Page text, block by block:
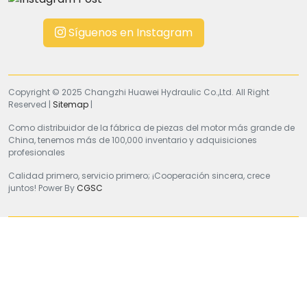
Síguenos en Instagram
Copyright © 2025 Changzhi Huawei Hydraulic Co.,Ltd. All Right
Reserved | Sitemap |
Como distribuidor de la fábrica de piezas del motor más grande de
China, tenemos más de 100,000 inventario y adquisiciones
profesionales
Calidad primero, servicio primero; ¡Cooperación sincera, crece
juntos! Power ByCGSC